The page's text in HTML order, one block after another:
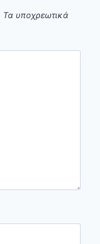
Τα υποχρεωτικά